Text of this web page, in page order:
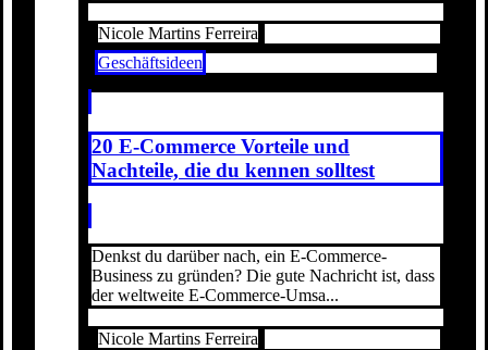
Nicole Martins Ferreira
Geschäftsideen
20 E-Commerce Vorteile und
Nachteile, die du kennen solltest
Denkst du darüber nach, ein E-Commerce-
Business zu gründen? Die gute Nachricht ist, dass
der weltweite E-Commerce-Umsa...
Nicole Martins Ferreira